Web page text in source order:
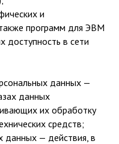
и
программ для ЭВМ
доступность в сети
данных —
данных
их обработку
средств;
данных — действия, в